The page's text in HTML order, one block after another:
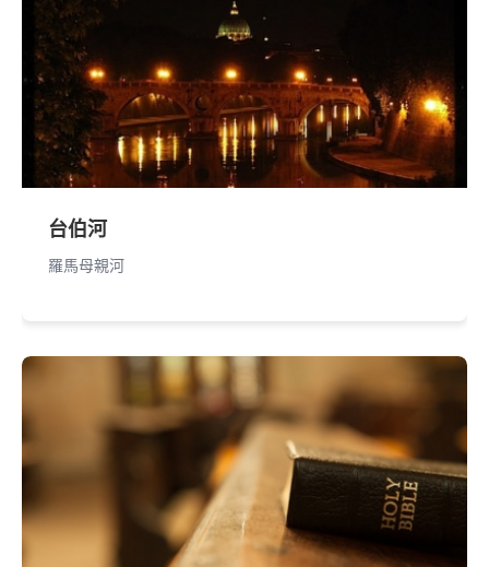
台伯河
羅馬母親河